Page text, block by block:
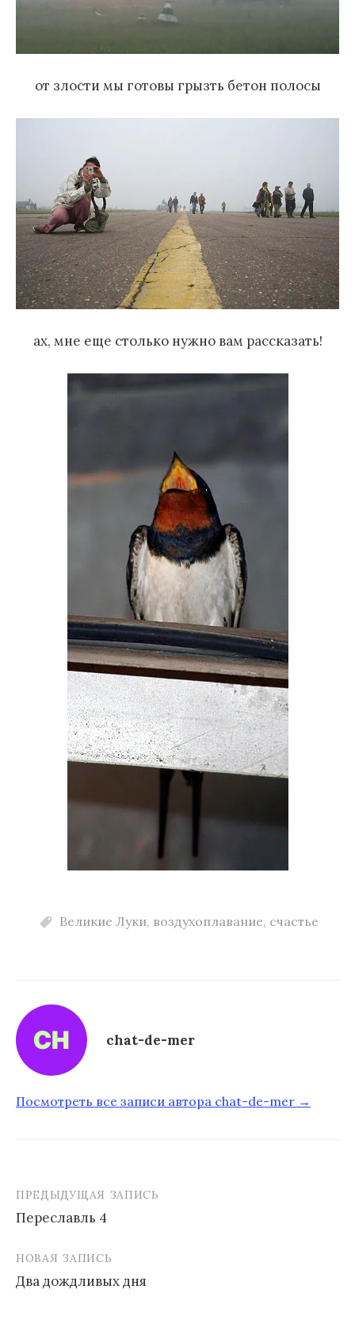
от злости мы готовы грызть бетон полосы
ах, мне еще столько нужно вам рассказать!
Великие Луки, воздухоплавание, счастье
chat-de-mer
Посмотреть все записи автора chat-de-mer →
а
в
ПРЕДЫДУЩАЯ ЗАПИСЬ
Переславль 4
НОВАЯ ЗАПИСЬ
Два дождливых дня